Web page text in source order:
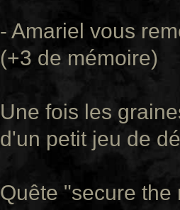
- Amariel vous
(+3 de mémoire)
Une fois les
d'un petit jeu de
Quête "secure the